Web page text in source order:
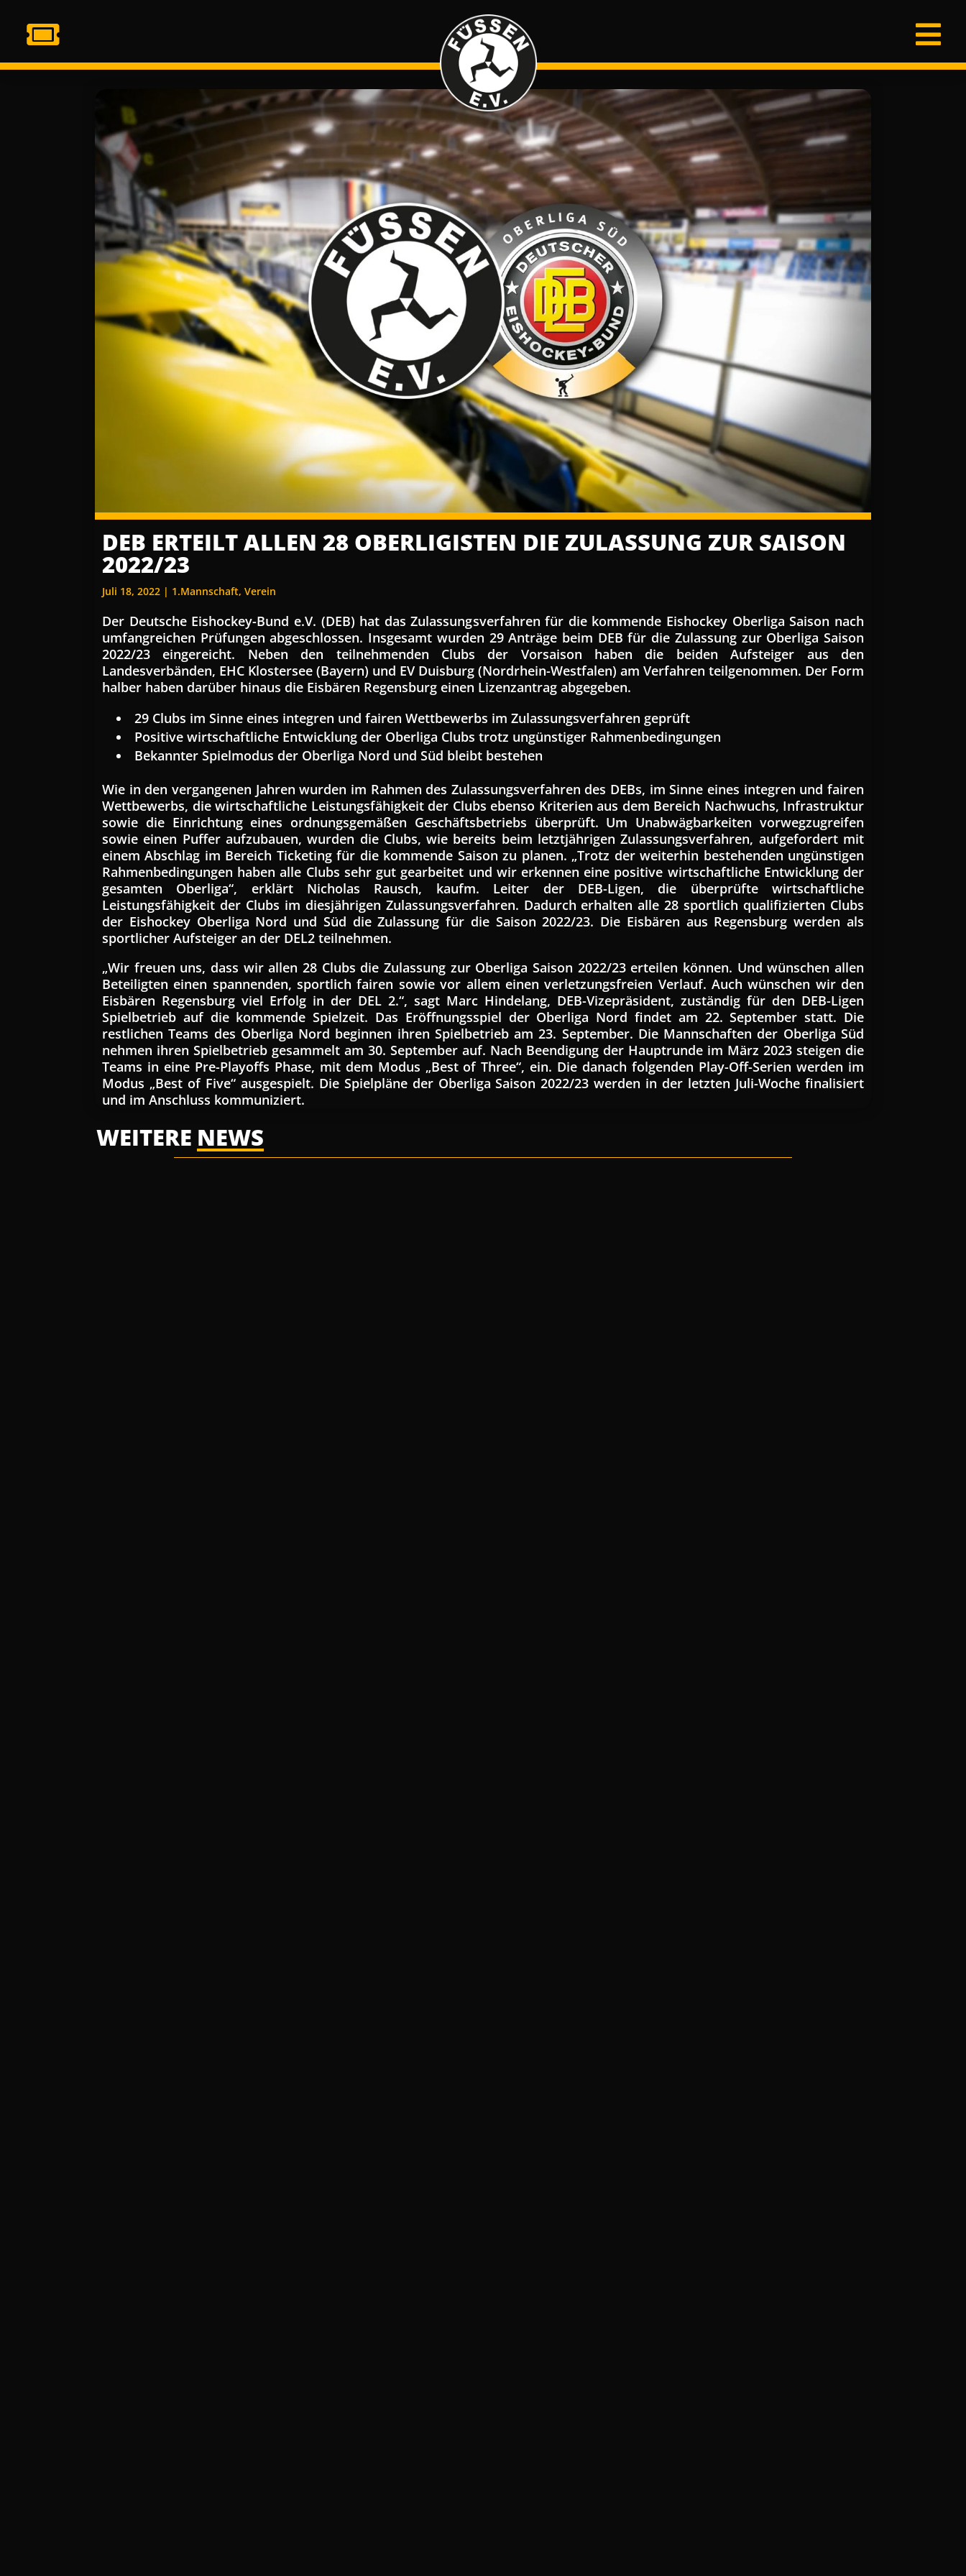
DEB ERTEILT ALLEN 28 OBERLIGISTEN DIE ZULASSUNG ZUR SAISON
2022/23
Juli 18, 2022 | 1.Mannschaft, Verein
Der Deutsche Eishockey-Bund e.V. (DEB) hat das Zulassungsverfahren für die kommende Eishockey Oberliga Saison nach
umfangreichen Prüfungen abgeschlossen. Insgesamt wurden 29 Anträge beim DEB für die Zulassung zur Oberliga Saison
2022/23 eingereicht. Neben den teilnehmenden Clubs der Vorsaison haben die beiden Aufsteiger aus den
Landesverbänden, EHC Klostersee (Bayern) und EV Duisburg (Nordrhein-Westfalen) am Verfahren teilgenommen. Der Form
halber haben darüber hinaus die Eisbären Regensburg einen Lizenzantrag abgegeben.
29 Clubs im Sinne eines integren und fairen Wettbewerbs im Zulassungsverfahren geprüft
Positive wirtschaftliche Entwicklung der Oberliga Clubs trotz ungünstiger Rahmenbedingungen
Bekannter Spielmodus der Oberliga Nord und Süd bleibt bestehen
Wie in den vergangenen Jahren wurden im Rahmen des Zulassungsverfahren des DEBs, im Sinne eines integren und fairen
Wettbewerbs, die wirtschaftliche Leistungsfähigkeit der Clubs ebenso Kriterien aus dem Bereich Nachwuchs, Infrastruktur
sowie die Einrichtung eines ordnungsgemäßen Geschäftsbetriebs überprüft. Um Unabwägbarkeiten vorwegzugreifen
sowie einen Puffer aufzubauen, wurden die Clubs, wie bereits beim letztjährigen Zulassungsverfahren, aufgefordert mit
einem Abschlag im Bereich Ticketing für die kommende Saison zu planen. „Trotz der weiterhin bestehenden ungünstigen
Rahmenbedingungen haben alle Clubs sehr gut gearbeitet und wir erkennen eine positive wirtschaftliche Entwicklung der
gesamten Oberliga“, erklärt Nicholas Rausch, kaufm. Leiter der DEB-Ligen, die überprüfte wirtschaftliche
Leistungsfähigkeit der Clubs im diesjährigen Zulassungsverfahren. Dadurch erhalten alle 28 sportlich qualifizierten Clubs
der Eishockey Oberliga Nord und Süd die Zulassung für die Saison 2022/23. Die Eisbären aus Regensburg werden als
sportlicher Aufsteiger an der DEL2 teilnehmen.
„Wir freuen uns, dass wir allen 28 Clubs die Zulassung zur Oberliga Saison 2022/23 erteilen können. Und wünschen allen
Beteiligten einen spannenden, sportlich fairen sowie vor allem einen verletzungsfreien Verlauf. Auch wünschen wir den
Eisbären Regensburg viel Erfolg in der DEL 2.“, sagt Marc Hindelang, DEB-Vizepräsident, zuständig für den DEB-Ligen
Spielbetrieb auf die kommende Spielzeit. Das Eröffnungsspiel der Oberliga Nord findet am 22. September statt. Die
restlichen Teams des Oberliga Nord beginnen ihren Spielbetrieb am 23. September. Die Mannschaften der Oberliga Süd
nehmen ihren Spielbetrieb gesammelt am 30. September auf. Nach Beendigung der Hauptrunde im März 2023 steigen die
Teams in eine Pre-Playoffs Phase, mit dem Modus „Best of Three“, ein. Die danach folgenden Play-Off-Serien werden im
Modus „Best of Five“ ausgespielt. Die Spielpläne der Oberliga Saison 2022/23 werden in der letzten Juli-Woche finalisiert
und im Anschluss kommuniziert.
WEITERE NEWS